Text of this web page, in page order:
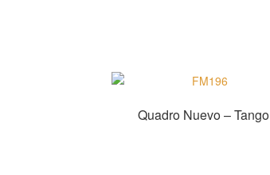
Quadro Nuevo – Tango